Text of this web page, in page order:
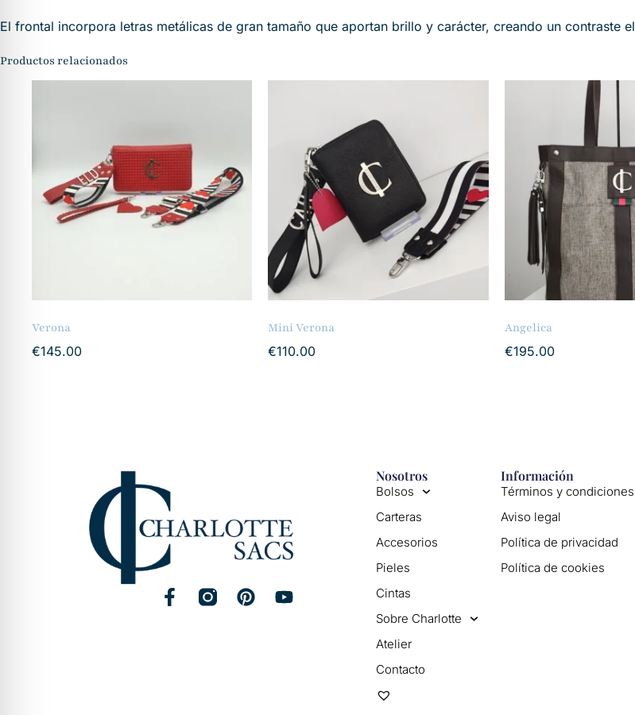
El frontal incorpora letras metálicas de gran tamaño que aportan brillo y carácter, creando un contraste
Productos relacionados
Verona
€145.00
Mini Verona
€110.00
Angelica
€195.00
Nosotros
Bolsos
Carteras
Accesorios
Pieles
Cintas
Sobre Charlotte
Atelier
Contacto
Información
Términos y condiciones
Aviso legal
Política de privacidad
Política de cookies